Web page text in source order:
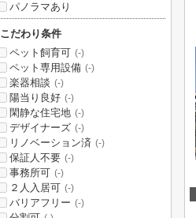
パノラマあり
こだわり条件
ペット飼育可 (-)
ペット専用設備 (-)
楽器相談 (-)
陽当り良好 (-)
閑静な住宅地 (-)
デザイナーズ (-)
リノベーション済 (-)
保証人不要 (-)
事務所可 (-)
２人入居可 (-)
バリアフリー (-)